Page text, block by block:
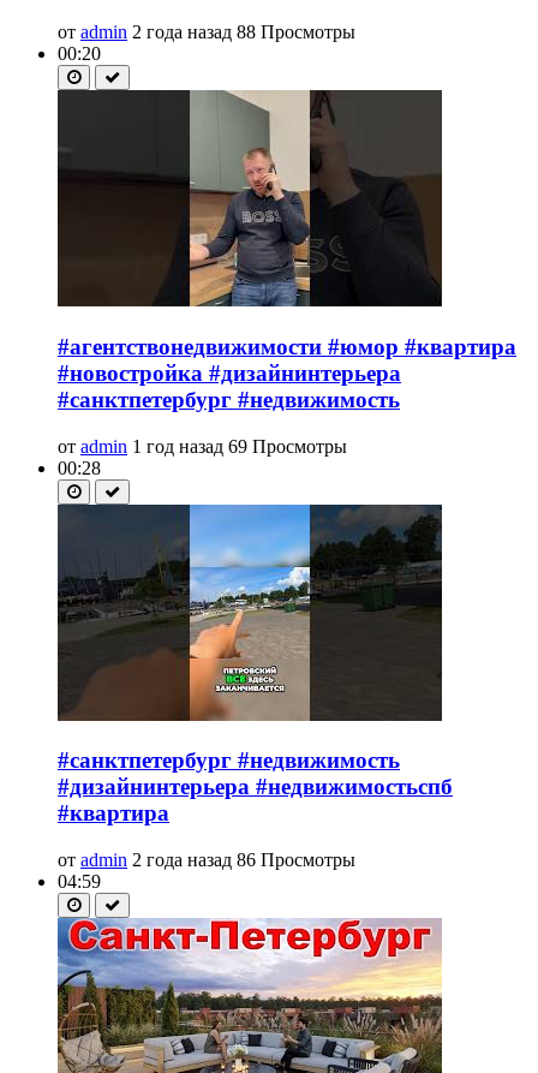
от admin 2 года назад 88 Просмотры
00:20
#агентствонедвижимости #юмор #квартира
#новостройка #дизайнинтерьера
#санктпетербург #недвижимость
от admin 1 год назад 69 Просмотры
00:28
#санктпетербург #недвижимость
#дизайнинтерьера #недвижимостьспб
#квартира
от admin 2 года назад 86 Просмотры
04:59